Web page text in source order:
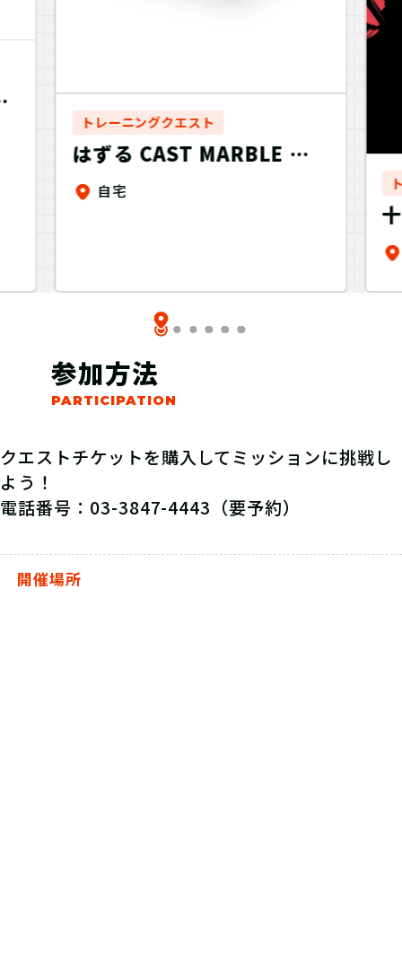
トレーニングクエスト
はずる CAST MARBLE キ
ャストマーブル～おうちで
自宅
参加方法
クエストチケットを購入してミッションに挑戦し
よう！
電話番号：03-3847-4443（要予約）
開催場所